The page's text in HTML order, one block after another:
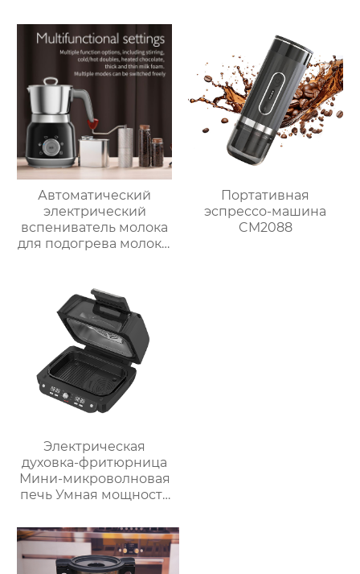
приготовления пищи
3.5л robot cucina tm 6
новый термомиксер t6
Автоматический
электрический
вспениватель молока
для подогрева молока,
нержавеющей стали,
домашний
пароварочный
аппарат для молока
Портативная
эспрессо-машина
CM2088
Электрическая
духовка-фритюрница
Мини-микроволновая
печь Умная мощность
с умной плитой
серебристого цвета с
цифровым ЖК-